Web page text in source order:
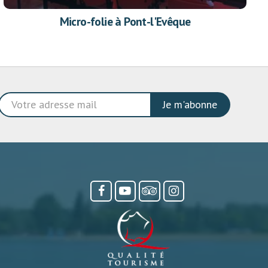
Micro-folie à Pont-l'Evêque
Je m'abonne